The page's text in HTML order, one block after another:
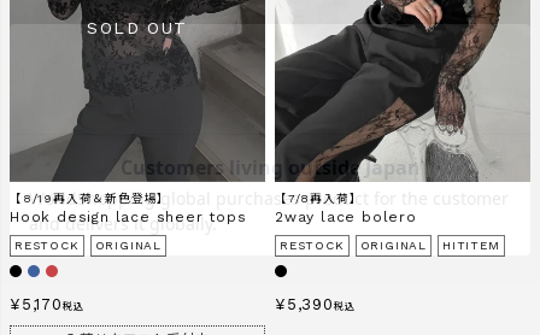
【8/19再入荷＆新色登場】
Hook design lace sheer tops
RESTOCK ORIGINAL
¥ 5,170 税込
【7/8再入荷】
2way lace bolero
RESTOCK ORIGINAL HITITEM
¥ 5,390 税込